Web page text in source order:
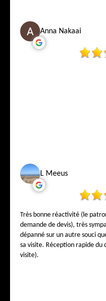
Anna Nakaai
L Meeus
Très bonne réactivité (le
demande de devis), très
dépanné sur un autre souci
sa visite. Réception rapide du
visite).